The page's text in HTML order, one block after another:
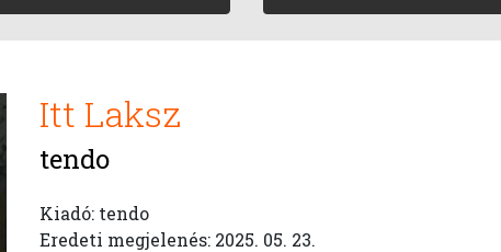
Itt Laksz
tendo
Kiadó: tendo
Eredeti megjelenés: 2025. 05. 23.